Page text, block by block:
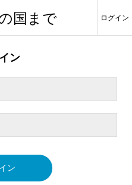
国まで ログイン
ン
ン